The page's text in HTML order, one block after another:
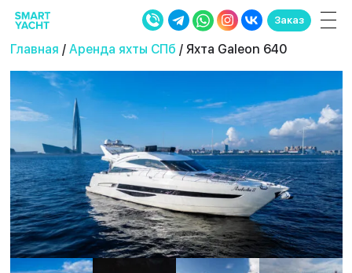
Заказ
Главная / Аренда яхты СПб / Яхта Galeon 640